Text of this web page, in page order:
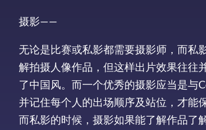
摄影——
无论是比赛或私影都需要摄影师，而私
解拍摄人像作品，但这样出片效果往往
了中国风。而一个优秀的摄影应当是与
并记住每个人的出场顺序及站位，才能
而私影的时候，摄影如果能了解作品了